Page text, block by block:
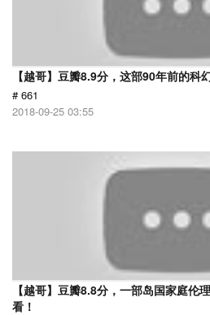
【越哥】豆瓣8.9分，这部90年前的科
# 661
2018-09-25 03:55
【越哥】豆瓣8.8分，一部岛国家庭伦
看！